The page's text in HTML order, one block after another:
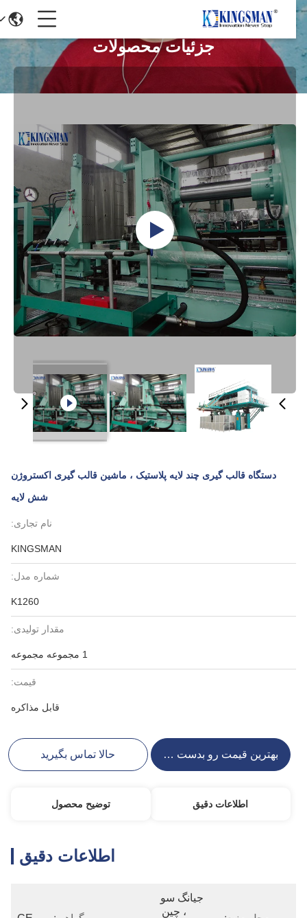
جزئیات محصولات
دستگاه قالب گیری چند لایه پلاستیک ، ماشین قالب گیری اکستروژن
شش لایه
نام تجاری:
KINGSMAN
شماره مدل:
K1260
مقدار تولیدی:
قیمت:
قابل مذاکره
بهترین قیمت رو بدست بیار حالا تماس بگیرید
اطلاعات دقیق توضیح محصول
اطلاعات دقیق
جیانگ سو
، چین